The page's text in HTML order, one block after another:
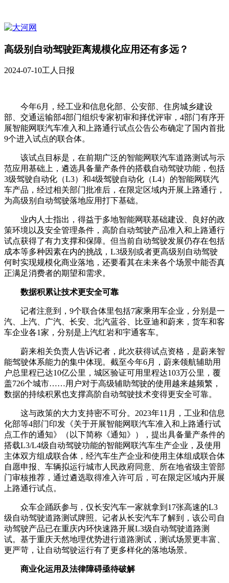
高级别自动驾驶距离规模化应用还有多远？
2024-07-10工人日报
今年6月，经工业和信息化部、公安部、住房城乡建设
部、交通运输部4部门组织专家初审和择优评审，4部门有序开
展智能网联汽车准入和上路通行试点公告公布确定了国内首批
9个进入试点的联合体。
该试点目标是，在前期广泛的智能网联汽车道路测试与示
范应用基础上，遴选具备量产条件的搭载自动驾驶功能，包括
3级驾驶自动化（L3）和4级驾驶自动化（L4）的智能网联汽
车产品，经过相关部门批准后，在限定区域内开展上路通行，
为高级别自动驾驶落地应用打下基础。
业内人士指出，得益于多地智能网联基础建设、良好的政
策环境以及安全管理条件，高阶自动驾驶产品准入和上路通行
试点获得了有力支撑和保障。但当前自动驾驶发展仍存在包括
成本等多种因素在内的挑战，L3级别或者更高级别自动驾驶
何时实现规模化商业落地，还要看其在未来各个场景中能否真
正满足消费者的期望和需求。
数据积累让技术更安全可靠
记者注意到，9个联合体里包括7家乘用车企业，分别是一
汽、上汽、广汽、长安、北汽蓝谷、比亚迪和蔚来，货车和客
车企业各1家，分别是上汽红岩和宇通客车。
蔚来相关负责人告诉记者，此次获得试点资格，是蔚来智
能驾驶体系能力的集中体现。截至今年6月，蔚来领航辅助用
户总里程已达10亿公里，城区验证可用里程达103万公里，覆
盖726个城市……用户对于高级辅助驾驶的使用越来越频繁，
数据的持续积累也支撑高阶自动驾驶技术变得更安全可靠。
这与政策的大力支持密不可分。2023年11月，工业和信息
化部等4部门印发《关于开展智能网联汽车准入和上路通行试
点工作的通知》（以下简称《通知》），提出具备量产条件的
搭载L3/L4级自动驾驶功能的智能网联汽车生产企业，及使用
主体双方组成联合体，经汽车生产企业和使用主体组成联合体
自愿申报、车辆拟运行城市人民政府同意、所在地省级主管部
门审核推荐，通过遴选取得准入许可后，可在限定区域内开展
上路通行试点。
众车企踊跃参与，仅长安汽车一家就拿到17张高速的L3
级自动驾驶道路测试牌照。记者从长安汽车了解到，该公司自
动驾驶产品已在重庆内环快速路开展L3级自动驾驶道路测
试。基于重庆天然地理优势进行道路测试，测试场景更丰富、
更严苛，让自动驾驶运行有了更多样化的落地场景。
商业化运用及法律障碍亟待破解